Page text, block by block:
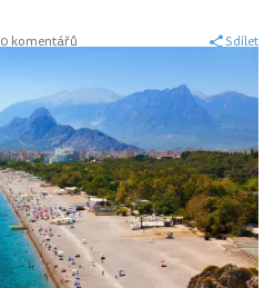
0 komentářů Sdílet